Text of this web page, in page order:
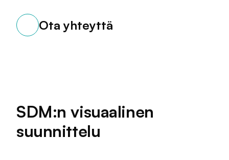
Ota yhteyttä
SDM:n visuaalinen
suunnittelu